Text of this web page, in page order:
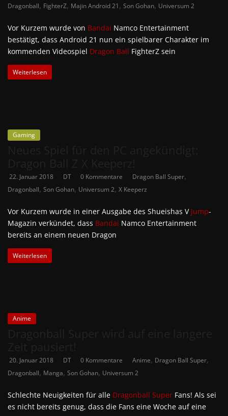
Dragonball, FighterZ, Majin Android 21, Son Gohan, Universum 2
Vor Kurzem wurde von Bandai Namco Entertainment
bestätigt, dass Android 21 nun ein spielbarer Charakter im
kommenden Videospiel Dragon Ball FighterZ sein
Weiterlesen
Gaming
22. Januar 2018 DT 0 Kommentare Dragon Ball Super,
Dragonball, Son Gohan, Universum 2, X Keeperz
Vor Kurzem wurde in einer Ausgabe des Shueishas V Jump-
Magazin verkündet, dass Bandai Namco Entertainment
bereits an einem neuen Dragon
Weiterlesen
Anime
20. Januar 2018 DT 0 Kommentare Anime, Dragon Ball Super,
Dragonball, Manga, Son Gohan, Universum 2
Schlechte Neuigkeiten für alle Dragonball Super Fans! Als sei
es nicht bereits genug, dass die Fans eine Woche auf eine